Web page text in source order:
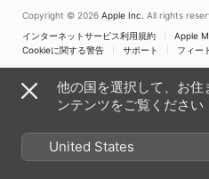
Copyright © 2026 Apple Inc. All rights
インターネットサービス利用規約
Apple
Cookieに関する警告
サポート フィー
他の国を選択して、お住
ンテンツをご覧ください
United States